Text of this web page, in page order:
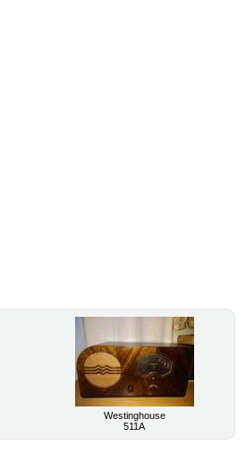
Westinghouse
511A